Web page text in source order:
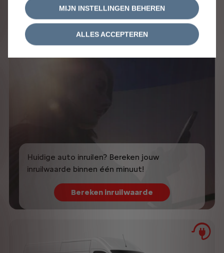
205kW/110 kWh Automaat
Huidige auto inruilen? Bereken jouw
inruilwaarde binnen één minuut!
Bereken inruilwaarde
MIJN INSTELLINGEN BEHEREN
ALLES ACCEPTEREN